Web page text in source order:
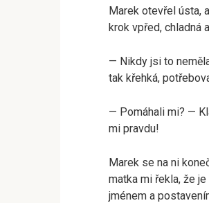
Marek otevřel ústa,
krok vpřed, chladná
— Nikdy jsi to
tak křehká,
— Pomáhali mi? —
mi pravdu!
Marek se na ni
matka mi řekla, že
jménem a